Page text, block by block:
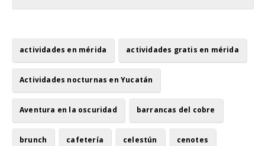
actividades en mérida actividades gratis en mérida
Actividades nocturnas en Yucatán
Aventura en la oscuridad barrancas del cobre
brunch cafetería celestún cenotes